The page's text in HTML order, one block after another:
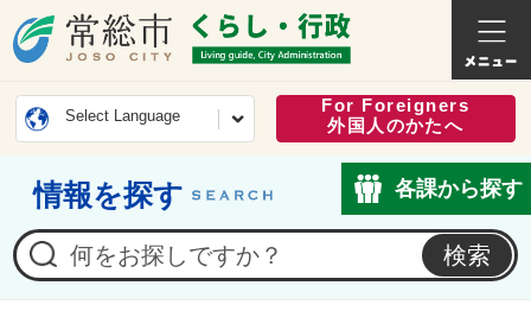
常総市公式ホームページ
くらし
Select Language
For Foreigners
外国人のかたへ
情報を探す 各課から探す